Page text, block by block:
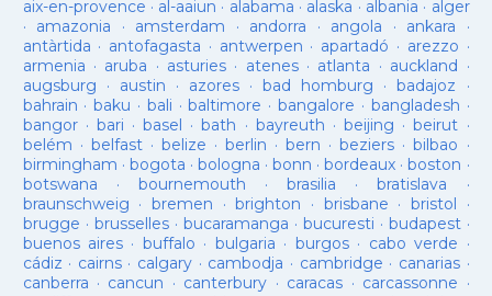
aix-en-provence · al-aaiun · alabama · alaska · albania · alger
· amazonia · amsterdam · andorra · angola · ankara ·
antàrtida · antofagasta · antwerpen · apartadó · arezzo ·
armenia · aruba · asturies· atenes· atlanta · auckland ·
augsburg · austin · azores·bad homburg ·badajoz ·
bahrain ·baku · bali ·baltimore ·bangalore · bangladesh ·
bangor· bari ·basel ·bath · bayreuth ·beijing ·beirut ·
belém · belfast· belize · berlin ·bern ·beziers ·bilbao ·
birmingham · bogota · bologna ·bonn ·bordeaux ·boston ·
botswana · bournemouth ·brasilia ·bratislava ·
braunschweig · bremen ·brighton · brisbane · bristol ·
brugge · brusselles· bucaramanga · bucuresti · budapest·
buenos aires· buffalo · bulgaria · burgos· cabo verde ·
cádiz · cairns· calgary · cambodja · cambridge · canarias·
canberra · cancun · canterbury · caracas · carcassonne ·